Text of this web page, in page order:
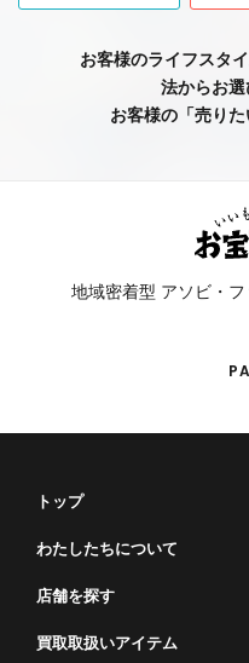
お客様のライフスタ
法からお選
お客様の「売りた
地域密着型 アソビ・
トップ
わたしたちについて
店舗を探す
買取取扱いアイテム